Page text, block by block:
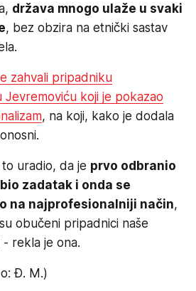
država mnogo ulaže u svaki
, bez obzira na etnički sastav
zahvali pripadniku
Jevremoviću koji je pokazao
, na koji, kako je dodala
uradio, da je prvo odbranio
zadatak i onda se
na najprofesionalniji način,
obučeni pripadnici naše
rekla je ona.
Đ. M.)